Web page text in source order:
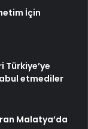
İçin
Türkiye’ye
etmediler
Malatya’da